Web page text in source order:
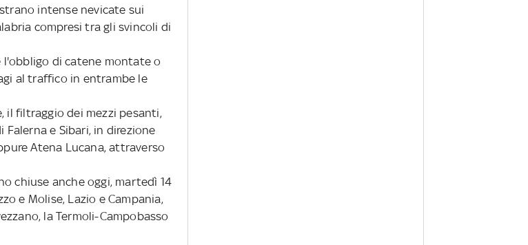
intense nevicate sui
compresi tra gli svincoli di
l'obbligo di catene montate o
al traffico in entrambe le
il filtraggio dei mezzi pesanti,
e Sibari, in direzione
Atena Lucana, attraverso
chiuse anche oggi, martedì 14
e Molise, Lazio e Campania,
la Termoli-Campobasso